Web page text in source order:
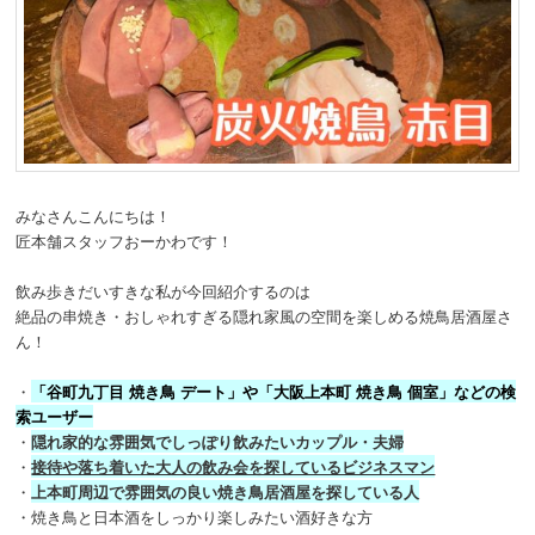
みなさんこんにちは！
匠本舗スタッフおーかわです！
飲み歩きだいすきな私が今回紹介するのは
絶品の串焼き・おしゃれすぎる隠れ家風の空間を楽しめる焼鳥居酒屋さ
ん！
・
「谷町九丁目 焼き鳥 デート」や「大阪上本町 焼き鳥 個室」などの検
索ユーザー
・隠れ家的な雰囲気でしっぽり飲みたいカップル・夫婦
・接待や落ち着いた大人の飲み会を探しているビジネスマン
・上本町周辺で雰囲気の良い焼き鳥居酒屋を探している人
・焼き鳥と日本酒をしっかり楽しみたい酒好きな方